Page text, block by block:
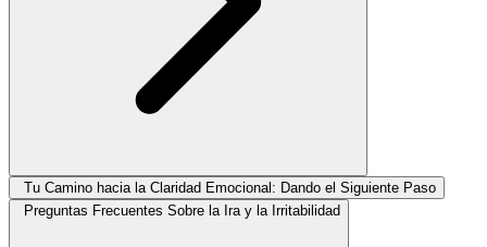
Tu Camino hacia la Claridad Emocional: Dando el Siguiente Paso
Preguntas Frecuentes Sobre la Ira y la Irritabilidad